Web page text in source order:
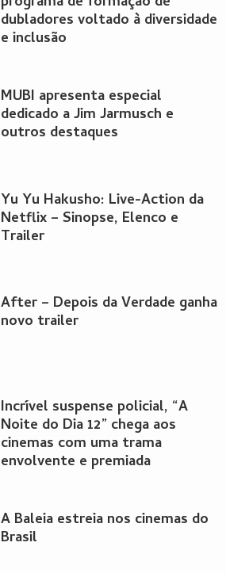
dubladores voltado à diversidade
e inclusão
MUBI apresenta especial
dedicado a Jim Jarmusch e
outros destaques
Yu Yu Hakusho: Live-Action da
Netflix – Sinopse, Elenco e
Trailer
After – Depois da Verdade ganha
novo trailer
Incrível suspense policial, “A
Noite do Dia 12” chega aos
cinemas com uma trama
envolvente e premiada
A Baleia estreia nos cinemas do
Brasil